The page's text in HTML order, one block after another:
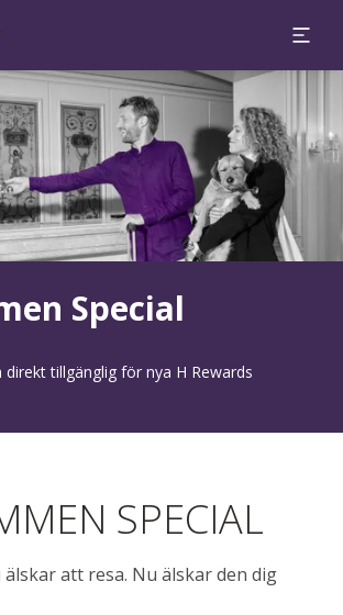
Special
direkt tillgänglig för nya H Rewards
SPECIAL
älskar att resa. Nu älskar den dig